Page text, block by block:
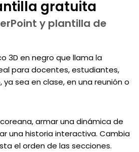
gratuita
y plantilla de
3D en negro que llama la
para docentes, estudiantes,
sea en clase, en una reunión o
armar una dinámica de
una historia interactiva. Cambia
el orden de las secciones.